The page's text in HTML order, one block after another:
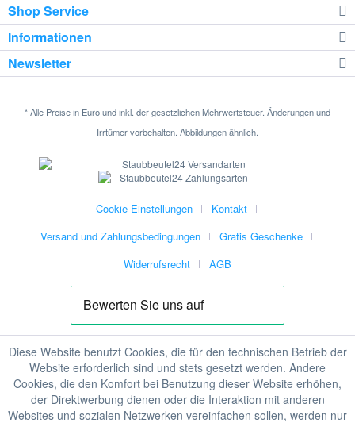
Shop Service
Informationen
Newsletter
* Alle Preise in Euro und inkl. der gesetzlichen Mehrwertsteuer. Änderungen und
Irrtümer vorbehalten. Abbildungen ähnlich.
Cookie-Einstellungen
Kontakt
Versand und Zahlungsbedingungen
Gratis Geschenke
Widerrufsrecht
AGB
Diese Website benutzt Cookies, die für den technischen Betrieb der
Website erforderlich sind und stets gesetzt werden. Andere
Cookies, die den Komfort bei Benutzung dieser Website erhöhen,
der Direktwerbung dienen oder die Interaktion mit anderen
Websites und sozialen Netzwerken vereinfachen sollen, werden nur